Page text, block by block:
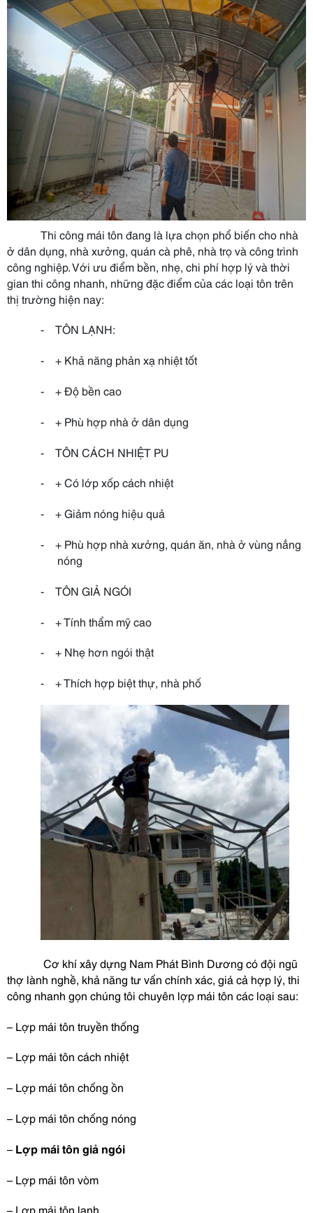
Thi công mái tôn đang là lựa chọn phổ biến cho nhà
ở dân dụng, nhà xưởng, quán cà phê, nhà trọ và công trình
công nghiệp. Với ưu điểm bền, nhẹ, chi phí hợp lý và thời
gian thi công nhanh, những đặc điểm của các loại tôn trên
thị trường hiện nay:
-
TÔN LẠNH:
-
+ Khả năng phản xạ nhiệt tốt
-
+ Độ bền cao
-
+ Phù hợp nhà ở dân dụng
-
TÔN CÁCH NHIỆT PU
-
+ Có lớp xốp cách nhiệt
-
+ Giảm nóng hiệu quả
-
+ Phù hợp nhà xưởng, quán ăn, nhà ở vùng nắng
nóng
-
TÔN GIẢ NGÓI
-
+ Tính thẩm mỹ cao
-
+ Nhẹ hơn ngói thật
-
+ Thích hợp biệt thự, nhà phố
Cơ khí xây dựng Nam Phát Bình Dương có đội ngũ
thợ lành nghề, khả năng tư vấn chính xác, giá cả hợp lý, thi
công nhanh gọn chúng tôi chuyên lợp mái tôn các loại sau:
– Lợp mái tôn truyền thống
– Lợp mái tôn cách nhiệt
– Lợp mái tôn chống ồn
– Lợp mái tôn chống nóng
– Lợp mái tôn giả ngói
– Lợp mái tôn vòm
– Lợp mái tôn lạnh